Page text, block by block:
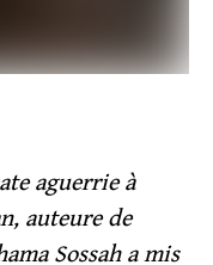
aguerrie à
auteure de
Sossah a mis